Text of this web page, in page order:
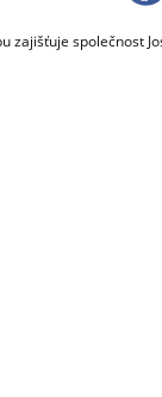
společnost